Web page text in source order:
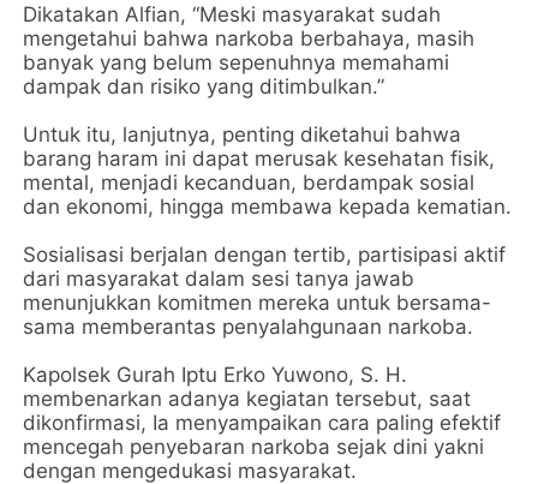
Dikatakan Alfian, “Meski masyarakat sudah
mengetahui bahwa narkoba berbahaya, masih
banyak yang belum sepenuhnya memahami
dampak dan risiko yang ditimbulkan.”
Untuk itu, lanjutnya, penting diketahui bahwa
barang haram ini dapat merusak kesehatan fisik,
mental, menjadi kecanduan, berdampak sosial
dan ekonomi, hingga membawa kepada kematian.
Sosialisasi berjalan dengan tertib, partisipasi aktif
dari masyarakat dalam sesi tanya jawab
menunjukkan komitmen mereka untuk bersama-
sama memberantas penyalahgunaan narkoba.
Kapolsek Gurah Iptu Erko Yuwono, S. H.
membenarkan adanya kegiatan tersebut, saat
dikonfirmasi, Ia menyampaikan cara paling efektif
mencegah penyebaran narkoba sejak dini yakni
dengan mengedukasi masyarakat.